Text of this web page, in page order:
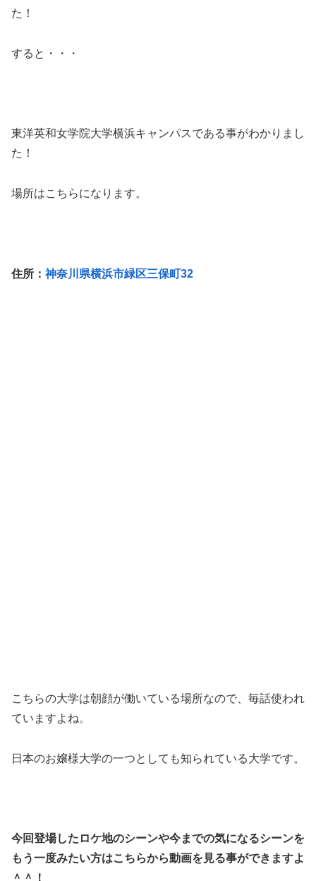
た！
すると・・・
東洋英和女学院大学横浜キャンパスである事がわかりまし
た！
場所はこちらになります。
住所： 神奈川県横浜市緑区三保町32
こちらの大学は朝顔が働いている場所なので、毎話使われ
ていますよね。
日本のお嬢様大学の一つとしても知られている大学です。
今回登場したロケ地のシーンや今までの気になるシーンを
もう一度みたい方はこちらから動画を見る事ができますよ
＾＾！